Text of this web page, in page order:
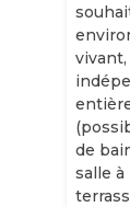
de
salle à